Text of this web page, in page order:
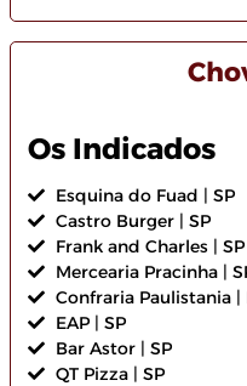
Os Indicados
Esquina do Fuad | SP
Castro Burger | SP
Frank and Charles | SP
Mercearia Pracinha |
Confraria Paulistania |
EAP | SP
Bar Astor | SP
QT Pizza | SP